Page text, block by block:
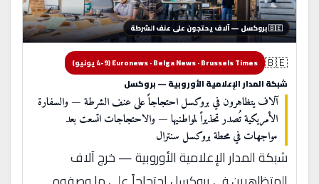
🇧🇪 بروكسل — آلاف يحتجون على عنف الشرطة
Euronews · Belga News · Brussels Times (4-9 يونيو)
شبكة المدار الإعلامية الأوروبية — بروكسل
آلاف يتظاهرون في بروكسل احتجاجاً على عنف الشرطة — والسفارة
الأمريكية تُصدر تحذيراً لمواطنيها — والاحتجاجات اتسعت بعد
مواجهات في محطة بروكسل سنترال
شبكة المدار الإعلامية الأوروبية — خرج آلاف